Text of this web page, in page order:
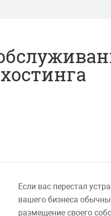
Если вас перестал
вашего бизнеса
размещение своего